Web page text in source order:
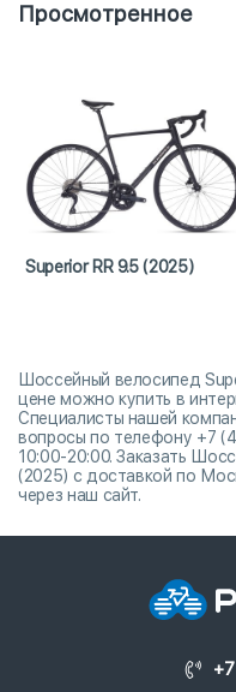
Просмотренное
Superior RR 9.5 (2025)
Шоссейный велосипед
цене можно купить в
Специалисты нашей
вопросы по телефону +7
10:00-20:00. Заказать
(2025) с доставкой по
через наш сайт.